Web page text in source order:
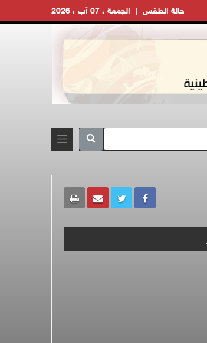
الجمعة ، 07 آب ، 2026 حالة الطقس